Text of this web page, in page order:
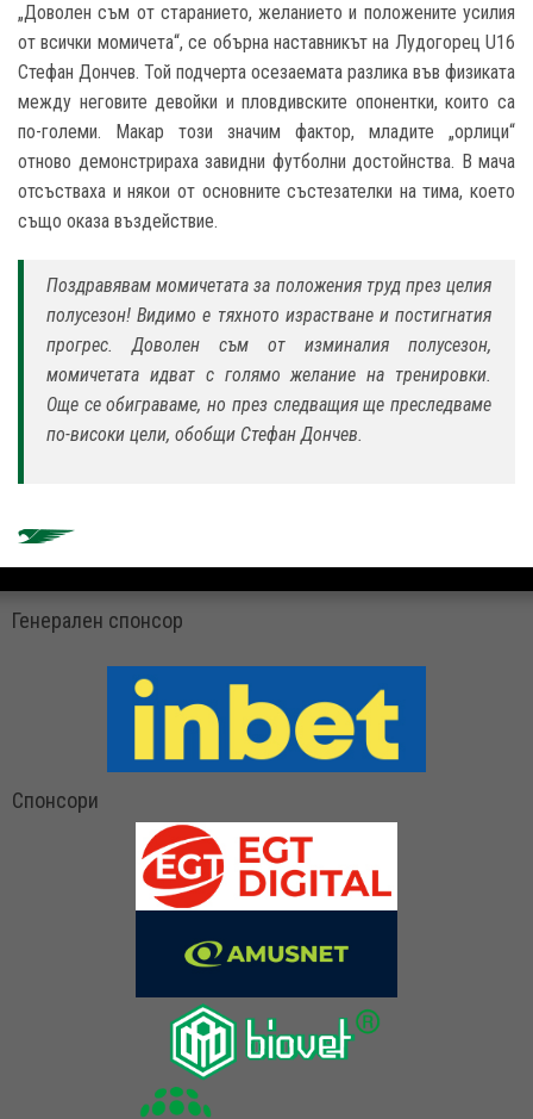
„Доволен съм от старанието, желанието и положените усилия
от всички момичета“, се обърна наставникът на Лудогорец U16
Стефан Дончев. Той подчерта осезаемата разлика във физиката
между неговите девойки и пловдивските опонентки, които са
по-големи. Макар този значим фактор, младите „орлици“
отново демонстрираха завидни футболни достойнства. В мача
отсъстваха и някои от основните състезателки на тима, което
също оказа въздействие.
Поздравявам момичетата за положения труд през целия
полусезон! Видимо е тяхното израстване и постигнатия
прогрес. Доволен съм от изминалия полусезон,
момичетата идват с голямо желание на тренировки.
Още се обиграваме, но през следващия ще преследваме
по-високи цели, обобщи Стефан Дончев.
Генерален спонсор
Спонсори